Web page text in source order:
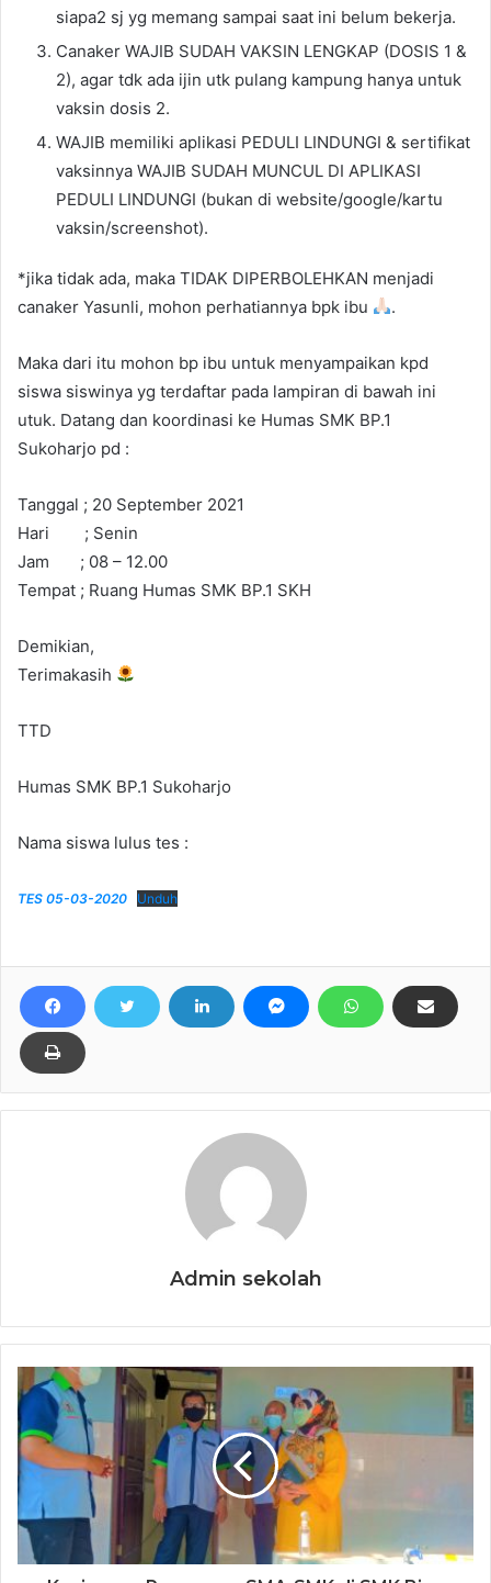
siapa2 sj yg memang sampai saat ini belum bekerja.
Canaker WAJIB SUDAH VAKSIN LENGKAP (DOSIS 1 &
2), agar tdk ada ijin utk pulang kampung hanya untuk
vaksin dosis 2.
WAJIB memiliki aplikasi PEDULI LINDUNGI & sertifikat
vaksinnya WAJIB SUDAH MUNCUL DI APLIKASI
PEDULI LINDUNGI (bukan di website/google/kartu
vaksin/screenshot).
*jika tidak ada, maka TIDAK DIPERBOLEHKAN menjadi
canaker Yasunli, mohon perhatiannya bpk ibu
.
Maka dari itu mohon bp ibu untuk menyampaikan kpd
siswa siswinya yg terdaftar pada lampiran di bawah ini
utuk. Datang dan koordinasi ke Humas SMK BP.1
Sukoharjo pd :
Tanggal ; 20 September 2021
Hari ; Senin
Jam ; 08 – 12.00
Tempat ; Ruang Humas SMK BP.1 SKH
Demikian,
Terimakasih
TTD
Humas SMK BP.1 Sukoharjo
Nama siswa lulus tes :
TES 05-03-2020 Unduh
Admin sekolah